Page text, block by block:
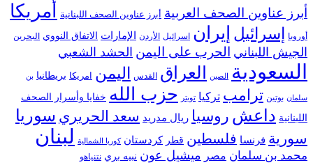
أبرز عناوين الصحف العربية أبرز عناوين الصحف اللبنانية أمريكا
أوروبا إسرائيل إيران اسرائيل الأردن الإمارات الاتفاق النووي البحرين
الجيش اللبناني الحرب على اليمن الحشد الشعبي
السعودية الصين العراق القدس اليمن امريكا بريطانيا بن
سلمان بوتين ترامب تركيا تويتر حزب الله خفايا وأسرار الصحف
اللبنانية داعش روسيا ريال مدريد سعد الحريري سوريا
سورية فرنسا فلسطين قطر كردستان كوريا الشمالية لبنان
محمد بن سلمان مصر ميشيل عون نبيه بري نتنياهو